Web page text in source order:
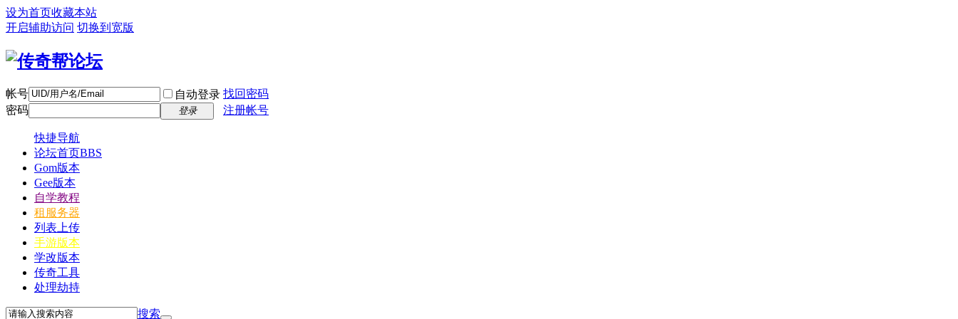
设为首页收藏本站
开启辅助访问 切换到宽版
帐号 自动登录 找回密码
密码
登录 注册帐号
快捷导航
论坛首页BBS
Gom版本
Gee版本
自学教程
租服务器
列表上传
手游版本
学改版本
传奇工具
处理劫持
搜索